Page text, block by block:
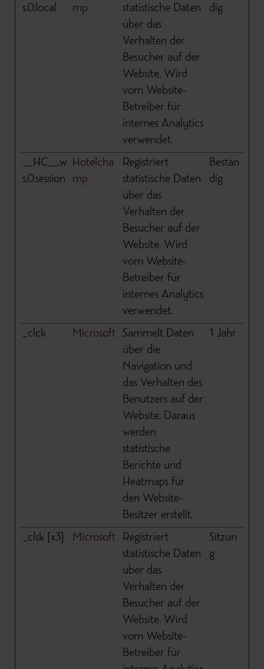
s.0.local mp
statistische Daten
über das
Verhalten der
Besucher auf der
Website. Wird
vom Website-
Betreiber für
internes Analytics
verwendet.
dig
__HC__.w
s.0.session
Hotelcha
mp
Registriert
statistische Daten
über das
Verhalten der
Besucher auf der
Website. Wird
vom Website-
Betreiber für
internes Analytics
verwendet.
Bestän
dig
_clck Microsoft
Sammelt Daten
über die
Navigation und
das Verhalten des
Benutzers auf der
Website. Daraus
werden
statistische
Berichte und
Heatmaps für
den Website-
Besitzer erstellt.
1 Jahr
_clsk [x3] Microsoft
Registriert
statistische Daten
über das
Verhalten der
Besucher auf der
Website. Wird
vom Website-
Betreiber für
Sitzun
g